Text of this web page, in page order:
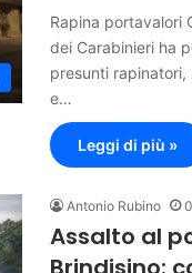
Rapina portavalori
dei Carabinieri ha
presunti
e…
Leggi di più »
Antonio Rubino
Assalto al